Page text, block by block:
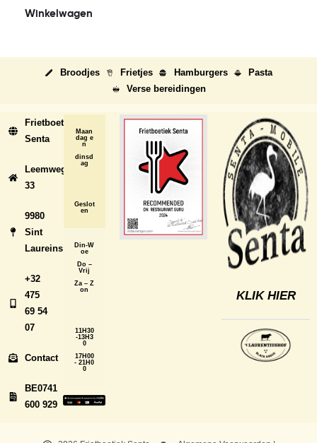
Winkelwagen
Broodjes Frietjes Hamburgers
Pasta
Verse bereidingen
Frietboetiek
Senta
Leemweg
33
9980
Sint
Laureins
+32
475
69 54
07
Contact
BE0741
600 929
Maan
dag e
n
dinsd
ag
Geslot
en
Din-W
oe
Do –
Vrij
Za – Z
on
11H30
-13H3
0
17H00
- 21H0
0
KLIK HIER